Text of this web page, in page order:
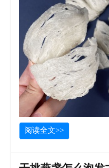
阅读全文>>